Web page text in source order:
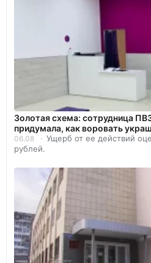
Золотая схема: сотрудница
придумала, как воровать
06.08
Ущерб от ее действий
рублей.